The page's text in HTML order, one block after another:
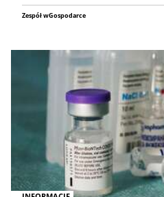
Zespół wGospodarce